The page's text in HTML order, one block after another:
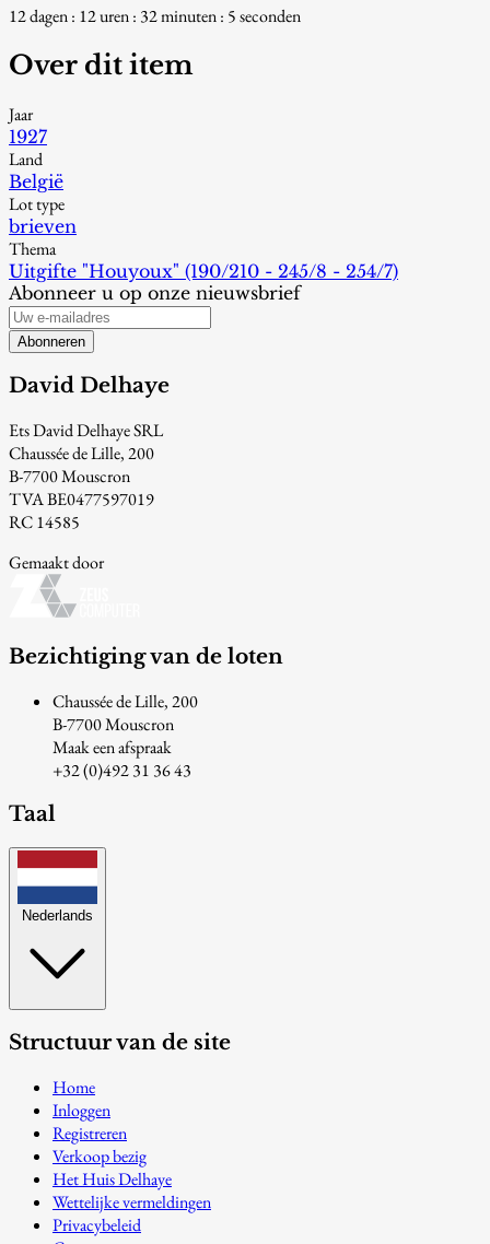
12 dagen : 12 uren : 32 minuten : 4 seconden
Over dit item
Jaar
1927
Land
België
Lot type
brieven
Thema
Uitgifte "Houyoux" (190/210 - 245/8 - 254/7)
Abonneer u op onze nieuwsbrief
Abonneren
David Delhaye
Ets David Delhaye SRL
Chaussée de Lille, 200
B-7700 Mouscron
TVA BE0477597019
RC 14585
Gemaakt door
Bezichtiging van de loten
Chaussée de Lille, 200
B-7700 Mouscron
Maak een afspraak
+32 (0)492 31 36 43
Taal
Nederlands
Structuur van de site
Home
Inloggen
Registreren
Verkoop bezig
Het Huis Delhaye
Wettelijke vermeldingen
Privacybeleid